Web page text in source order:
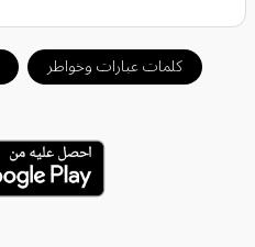
كلمات عبارات وخواطر